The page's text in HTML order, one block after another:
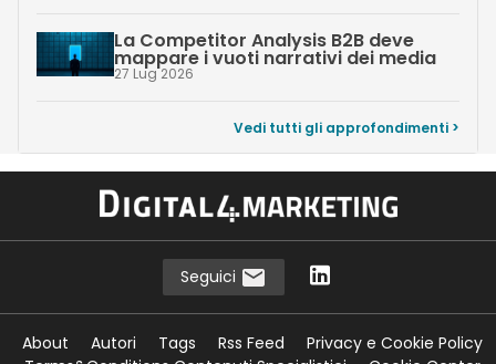
La Competitor Analysis B2B deve
mappare i vuoti narrativi dei media
27 Lug 2026
Vedi tutti gli approfondimenti >
Seguici
About Autori Tags Rss Feed
Privacy e Cookie Policy